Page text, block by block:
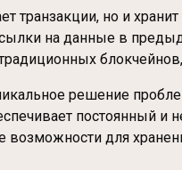
транзакции, но и
на данные в
решение
возможности для